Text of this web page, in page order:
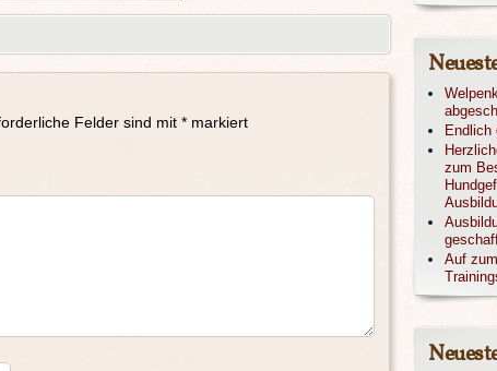
Felder sind mit * markiert
zum
Auf zum